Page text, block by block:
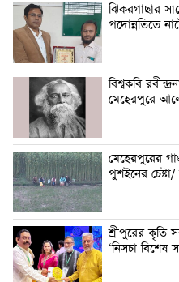
ঝিকরগাছার
পদোন্নতিতে
বিশ্বকবি
মেহেরপুরে
মেহেরপুরের
পুশইনের চেষ্টা/
শ্রীপুরের কৃতি
‘নিসচা বিশেষ